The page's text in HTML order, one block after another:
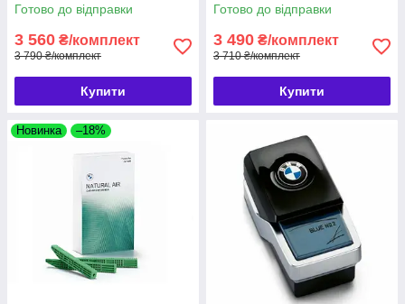
Готово до відправки
3 560 ₴/комплект
3 790 ₴/комплект
Купити
EVERMATS (PT220427FL)
Готово до відправки
3 490 ₴/комплект
3 710 ₴/комплект
Купити
Новинка –18%